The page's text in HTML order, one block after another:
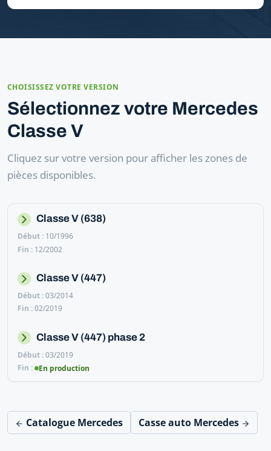
CHOISISSEZ VOTRE VERSION
Sélectionnez votre Mercedes
Classe V
Cliquez sur votre version pour afficher les zones de
pièces disponibles.
Classe V (638)
10/1996
12/2002
Classe V (447)
03/2014
02/2019
Classe V (447) phase 2
03/2019
En production
Catalogue Mercedes Casse auto Mercedes